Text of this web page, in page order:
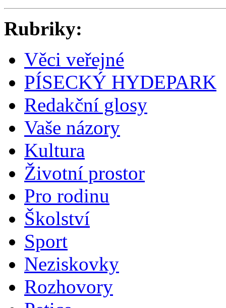
Rubriky:
Věci veřejné
PÍSECKÝ HYDEPARK
Redakční glosy
Vaše názory
Kultura
Životní prostor
Pro rodinu
Školství
Sport
Neziskovky
Rozhovory